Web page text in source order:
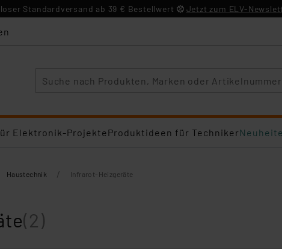
Standardversand ab 39 € Bestellwert Jetzt zum ELV-
Elektronik-ProjekteProduktideen für Techniker
Haustechnik / Infrarot-Heizgeräte
(2)